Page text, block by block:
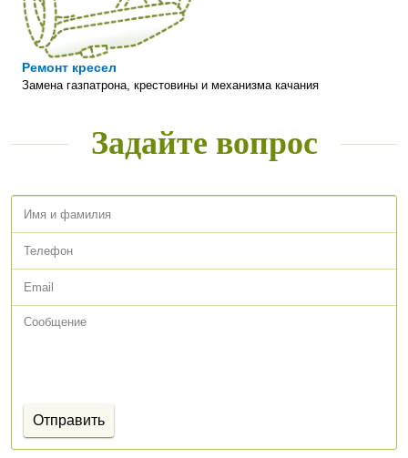
Ремонт кресел
Замена газпатрона, крестовины и механизма качания
Задайте вопрос